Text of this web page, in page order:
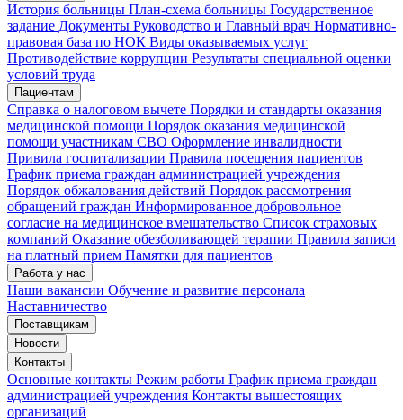
История больницы План-схема больницы Государственное
задание Документы Руководство и Главный врач Нормативно-
правовая база по НОК Виды оказываемых услуг
Противодействие коррупции Результаты специальной оценки
условий труда
Пациентам
Справка о налоговом вычете Порядки и стандарты оказания
медицинской помощи Порядок оказания медицинской
помощи участникам СВО Оформление инвалидности
Привила госпитализации Правила посещения пациентов
График приема граждан администрацией учреждения
Порядок обжалования действий Порядок рассмотрения
обращений граждан Информированное добровольное
согласие на медицинское вмешательство Список страховых
компаний Оказание обезболивающей терапии Правила записи
на платный прием Памятки для пациентов
Работа у нас
Наши вакансии Обучение и развитие персонала
Наставничество
Поставщикам
Новости
Контакты
Основные контакты Режим работы График приема граждан
администрацией учреждения Контакты вышестоящих
организаций